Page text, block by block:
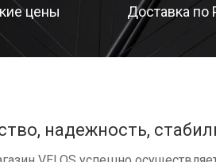
цены Доставка по
надежность,